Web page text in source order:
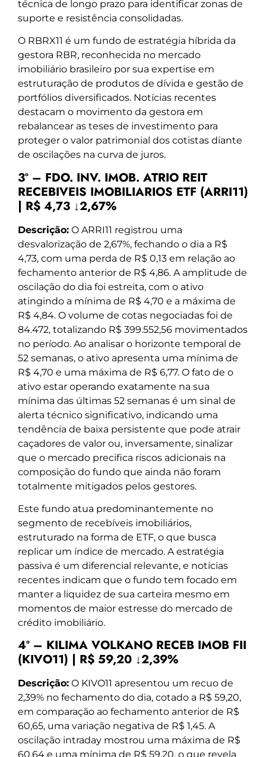
técnica de longo prazo para identificar zonas de
suporte e resistência consolidadas.
O RBRX11 é um fundo de estratégia híbrida da
gestora RBR, reconhecida no mercado
imobiliário brasileiro por sua expertise em
estruturação de produtos de dívida e gestão de
portfólios diversificados. Notícias recentes
destacam o movimento da gestora em
rebalancear as teses de investimento para
proteger o valor patrimonial dos cotistas diante
de oscilações na curva de juros.
3º – FDO. INV. IMOB. ATRIO REIT
RECEBIVEIS IMOBILIARIOS ETF (ARRI11)
| R$ 4,73 ↓2,67%
Descrição: O ARRI11 registrou uma
desvalorização de 2,67%, fechando o dia a R$
4,73, com uma perda de R$ 0,13 em relação ao
fechamento anterior de R$ 4,86. A amplitude de
oscilação do dia foi estreita, com o ativo
atingindo a mínima de R$ 4,70 e a máxima de
R$ 4,84. O volume de cotas negociadas foi de
84.472, totalizando R$ 399.552,56 movimentados
no período. Ao analisar o horizonte temporal de
52 semanas, o ativo apresenta uma mínima de
R$ 4,70 e uma máxima de R$ 6,77. O fato de o
ativo estar operando exatamente na sua
mínima das últimas 52 semanas é um sinal de
alerta técnico significativo, indicando uma
tendência de baixa persistente que pode atrair
caçadores de valor ou, inversamente, sinalizar
que o mercado precifica riscos adicionais na
composição do fundo que ainda não foram
totalmente mitigados pelos gestores.
Este fundo atua predominantemente no
segmento de recebíveis imobiliários,
estruturado na forma de ETF, o que busca
replicar um índice de mercado. A estratégia
passiva é um diferencial relevante, e notícias
recentes indicam que o fundo tem focado em
manter a liquidez de sua carteira mesmo em
momentos de maior estresse do mercado de
crédito imobiliário.
4º – KILIMA VOLKANO RECEB IMOB FII
(KIVO11) | R$ 59,20 ↓2,39%
Descrição: O KIVO11 apresentou um recuo de
2,39% no fechamento do dia, cotado a R$ 59,20,
em comparação ao fechamento anterior de R$
60,65, uma variação negativa de R$ 1,45. A
oscilação intraday mostrou uma máxima de R$
60,64 e uma mínima de R$ 59,20, o que revela